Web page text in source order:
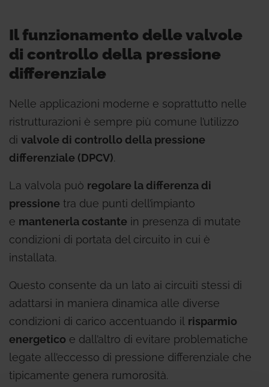
Il funzionamento delle valvole
di controllo della pressione
differenziale
Nelle applicazioni moderne e soprattutto nelle
ristrutturazioni è sempre più comune l’utilizzo
di valvole di controllo della pressione
differenziale (DPCV).
La valvola può regolare la differenza di
pressione tra due punti dell’impianto
e mantenerla costante in presenza di mutate
condizioni di portata del circuito in cui è
installata.
Questo consente da un lato ai circuiti stessi di
adattarsi in maniera dinamica alle diverse
condizioni di carico accentuando il risparmio
energetico e dall’altro di evitare problematiche
legate all’eccesso di pressione differenziale che
tipicamente genera rumorosità.